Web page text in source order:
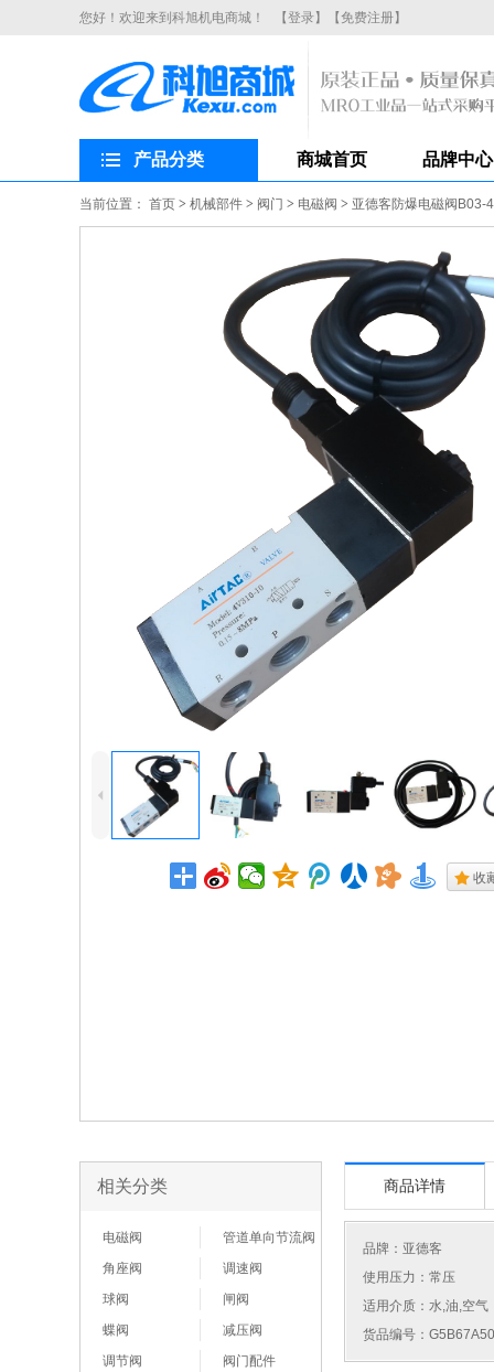
您好！欢迎来到科旭机电商城！ 【登录】 【免费注册】
产品分类 商城首页 品牌中心
当前位置： 首页 > 机械部件 > 阀门 > 电磁阀 > 亚德客防爆电磁阀B03-
4
. 收
相关分类
电磁阀
管道单向节流阀
角座阀
调速阀
球阀
闸阀
蝶阀
减压阀
调节阀
阀门配件
商品详情
品牌： 亚德客
使用压力：常压
适用介质：水,油,空气
货品编号：